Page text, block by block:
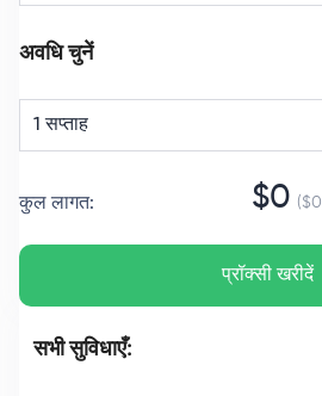
अवधि चुनें
1 सप्ताह
कुल लागत: $0 ($0
प्रॉक्सी खरीदें
सभी सुविधाएँ: